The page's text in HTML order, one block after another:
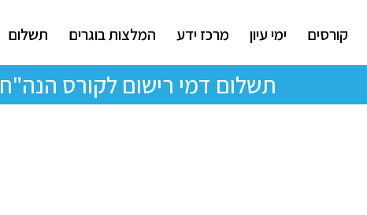
קורסים ימי עיון מרכז ידע המלצות בוגרים תשלום
תשלום דמי רישום לקורס הנה"ח